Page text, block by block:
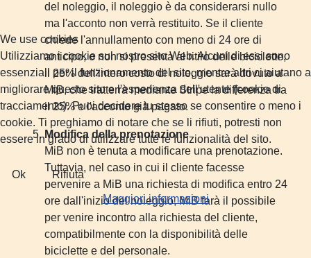
del noleggio, il noleggio è da considerarsi nullo
ma l'acconto non verrà restituito. Se il cliente
chiede l'annullamento con meno di 24 ore di
anticipo, o non si presenta al ritiro delle biciclette,
il 25% dell'intero costo di noleggio sarà dovuto a
MiB, che tratterrà mediante Stripe la differenza tra
il 25% e l'acconto già pagato.
Modifica della prenotazione
MiB non è tenuta a modificare una prenotazione.
Tuttavia, nel caso in cui il cliente facesse
pervenire a MiB una richiesta di modifica entro 24
ore dall'inizio del noleggio, MiB farà il possibile
per venire incontro alla richiesta del cliente,
compatibilmente con la disponibilità delle
biciclette e del personale.
We use cookies
Utilizziamo i cookie sul nostro sito Web. Alcuni di essi sono
essenziali per il funzionamento del sito, mentre altri ci aiutano a
migliorare questo sito e l'esperienza dell'utente (cookie di
tracciamento). Puoi decidere tu stesso se consentire o meno i
cookie. Ti preghiamo di notare che se li rifiuti, potresti non
essere in grado di utilizzare tutte le funzionalità del sito.
Ok Rifiuta
Maggiori informazioni